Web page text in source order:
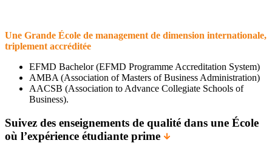
Une Grande École de management de dimension internationale,
triplement accréditée
EFMD Bachelor (EFMD Programme Accreditation System)
AMBA (Association of Masters of Business Administration)
AACSB (Association to Advance Collegiate Schools of
Business).
Suivez des enseignements de qualité dans une École
où l’expérience étudiante prime